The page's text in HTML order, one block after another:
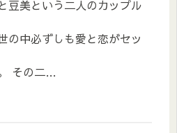
豆美という二人のカップル
の中必ずしも愛と恋がセッ
その二…